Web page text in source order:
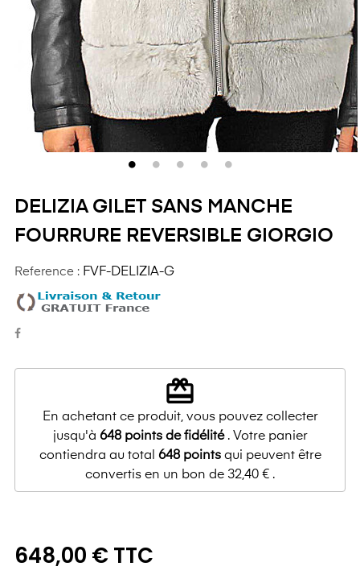
DELIZIA GILET SANS MANCHE
FOURRURE REVERSIBLE GIORGIO
Reference : FVF-DELIZIA-G
redeem
En achetant ce produit, vous pouvez collecter
jusqu'à 648points de fidélité. Votre panier
contiendra au total 648pointsqui peuvent être
convertis en un bon de 32,40 € .
648,00 € TTC